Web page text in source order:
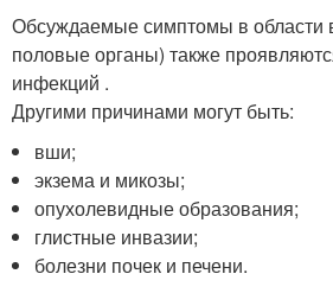
Обсуждаемые симптомы в области
половые органы) также
инфекций .
Другими причинами могут быть:
вши;
экзема и микозы;
опухолевидные образования;
глистные инвазии;
болезни почек и печени.